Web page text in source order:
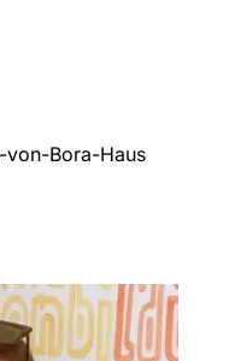
von-Bora-Haus